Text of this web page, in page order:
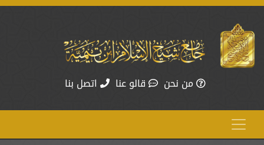
من نحن قالو عنا اتصل بنا